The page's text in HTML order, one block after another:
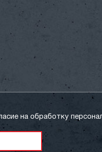
на обработку